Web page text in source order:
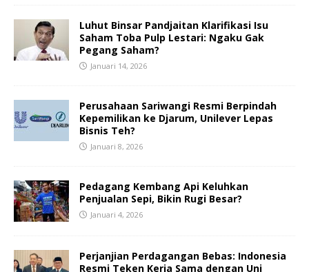
Luhut Binsar Pandjaitan Klarifikasi Isu
Saham Toba Pulp Lestari: Ngaku Gak
Pegang Saham?
Januari 14, 2026
Perusahaan Sariwangi Resmi Berpindah
Kepemilikan ke Djarum, Unilever Lepas
Bisnis Teh?
Januari 8, 2026
Pedagang Kembang Api Keluhkan
Penjualan Sepi, Bikin Rugi Besar?
Januari 4, 2026
Perjanjian Perdagangan Bebas: Indonesia
Resmi Teken Kerja Sama dengan Uni